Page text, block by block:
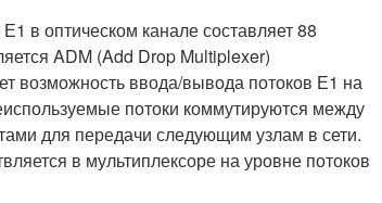
в оптическом канале составляет 88
ADM (Add Drop Multiplexer)
возможность ввода/вывода потоков Е1 на
потоки коммутируются между
для передачи следующим узлам в сети.
в мультиплексоре на уровне потоков